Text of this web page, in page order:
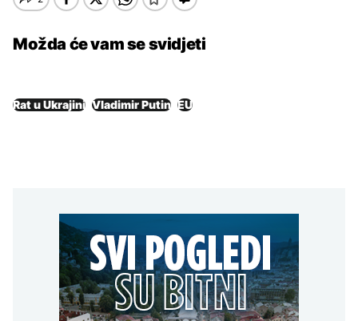
Možda će vam se svidjeti
Rat u Ukrajini Vladimir Putin EU